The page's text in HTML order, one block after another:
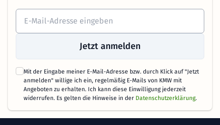
Jetzt anmelden
Mit der Eingabe meiner E-Mail-Adresse bzw. durch Klick auf "Jetzt
anmelden" willige ich ein, regelmäßig E-Mails von KMW mit
Angeboten zu erhalten. Ich kann diese Einwilligung jederzeit
widerrufen. Es gelten die Hinweise in der Datenschutzerklärung.